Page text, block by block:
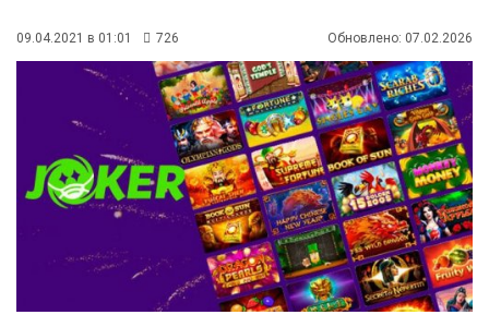
09.04.2021 в 01:01 726 Обновлено: 07.02.2026